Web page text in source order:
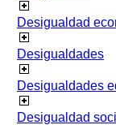
Desigualdad
Desigualdades
Desigualdades
Desigualdad